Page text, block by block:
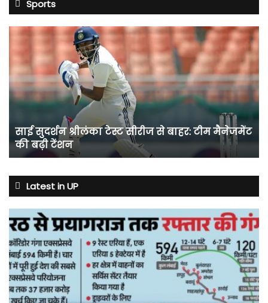
Sports
साई
श्रीलंका
सीरीज
से
मैनेजमेंट
की
बढ़ी
साई सुदर्शन श्रीलंका टेस्ट सीरीज से बाहर: टीम मैनेजमेंट
की बढ़ी टेंशन
Latest in UP